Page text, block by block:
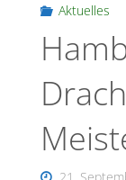
Aktuelles